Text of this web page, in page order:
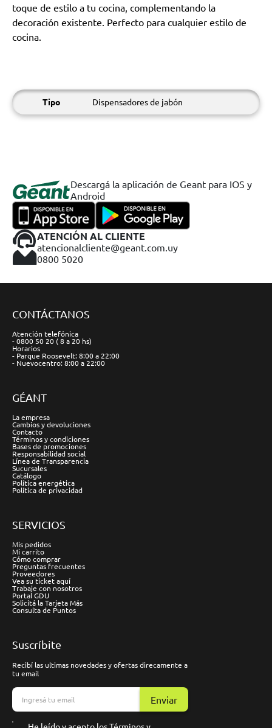
toque de estilo a tu cocina, complementando la
decoración existente. Perfecto para cualquier estilo de
cocina.
Tipo Dispensadores de jabón
Descargá la aplicación de Geant para IOS y
Android
ATENCIÓN AL CLIENTE
atencionalcliente@geant.com.uy
0800 5020
CONTÁCTANOS
Atención telefónica
- 0800 50 20 ( 8 a 20 hs)
Horarios
- Parque Roosevelt: 8:00 a 22:00
- Nuevocentro: 8:00 a 22:00
GÉANT
La empresa
Cambios y devoluciones
Contacto
Términos y condiciones
Bases de promociones
Responsabilidad social
Línea de Transparencia
Sucursales
Catálogo
Política energética
Política de privacidad
SERVICIOS
Mis pedidos
Mi carrito
Cómo comprar
Preguntas frecuentes
Proveedores
Vea su ticket aquí
Trabaje con nosotros
Portal GDU
Solicitá la Tarjeta Más
Consulta de Puntos
Suscríbite
Recibí las ultimas novedades y ofertas direcamente a
tu email
Enviar